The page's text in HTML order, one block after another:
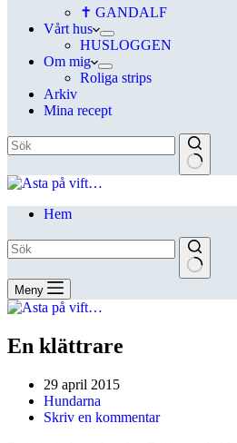
✝ GANDALF
Vårt hus
HUSLOGGEN
Om mig
Roliga strips
Arkiv
Mina recept
Hem
Meny
En klättrare
29 april 2015
Hundarna
Skriv en kommentar